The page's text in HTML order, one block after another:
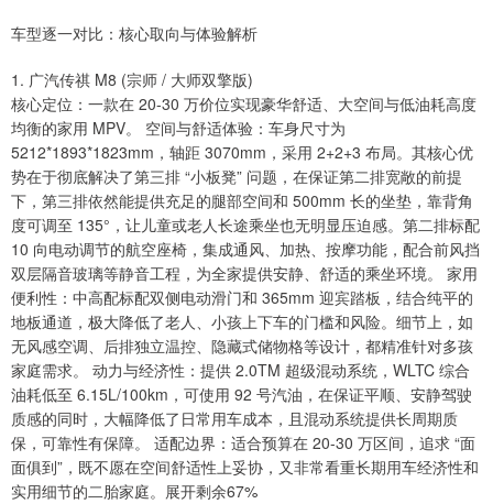
车型逐一对比：核心取向与体验解析
1. 广汽传祺 M8 (宗师 / 大师双擎版)
核心定位：一款在 20-30 万价位实现豪华舒适、大空间与低油耗高度
均衡的家用 MPV。 空间与舒适体验：车身尺寸为
5212*1893*1823mm，轴距 3070mm，采用 2+2+3 布局。其核心优
势在于彻底解决了第三排 “小板凳” 问题，在保证第二排宽敞的前提
下，第三排依然能提供充足的腿部空间和 500mm 长的坐垫，靠背角
度可调至 135°，让儿童或老人长途乘坐也无明显压迫感。第二排标配
10 向电动调节的航空座椅，集成通风、加热、按摩功能，配合前风挡
双层隔音玻璃等静音工程，为全家提供安静、舒适的乘坐环境。 家用
便利性：中高配标配双侧电动滑门和 365mm 迎宾踏板，结合纯平的
地板通道，极大降低了老人、小孩上下车的门槛和风险。细节上，如
无风感空调、后排独立温控、隐藏式储物格等设计，都精准针对多孩
家庭需求。 动力与经济性：提供 2.0TM 超级混动系统，WLTC 综合
油耗低至 6.15L/100km，可使用 92 号汽油，在保证平顺、安静驾驶
质感的同时，大幅降低了日常用车成本，且混动系统提供长周期质
保，可靠性有保障。 适配边界：适合预算在 20-30 万区间，追求 “面
面俱到”，既不愿在空间舒适性上妥协，又非常看重长期用车经济性和
实用细节的二胎家庭。展开剩余67%